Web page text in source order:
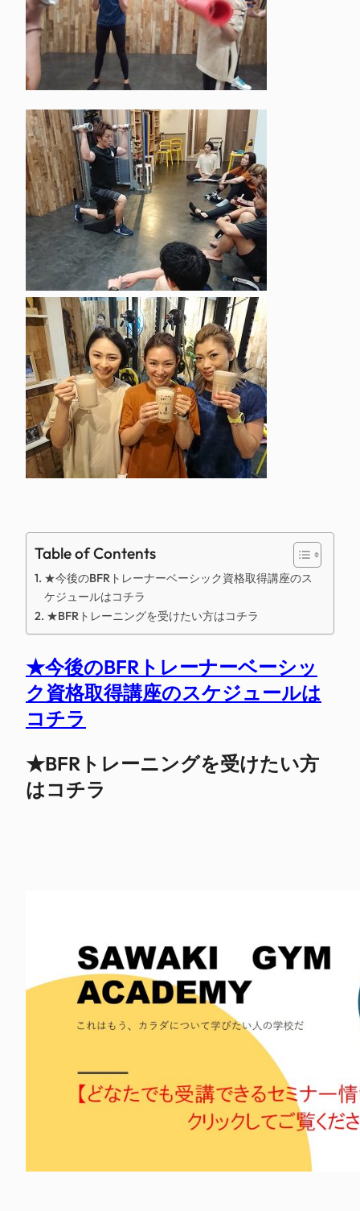
Table of Contents
★今後のBFRトレーナーベーシック資格取得講座のス
ケジュールはコチラ
★BFRトレーニングを受けたい方はコチラ
★今後のBFRトレーナーベーシッ
ク資格取得講座のスケジュールは
コチラ
★BFRトレーニングを受けたい方
はコチラ